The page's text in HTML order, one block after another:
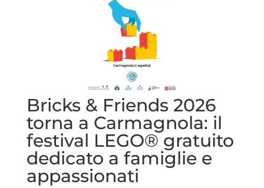
Bricks & Friends 2026
torna a Carmagnola: il
festival LEGO® gratuito
dedicato a famiglie e
appassionati